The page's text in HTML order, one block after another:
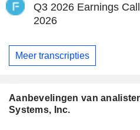
Q3 2026 Earnings
2026
Meer transcripties
Aanbevelingen van
Systems, Inc.